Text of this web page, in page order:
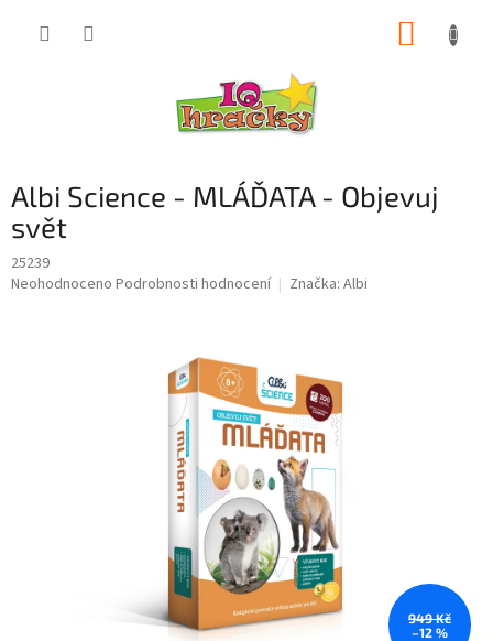
Albi Science - MLÁĎATA - Objevuj
svět
25239
Průměrné
Neohodnoceno Podrobnosti hodnocení Značka: Albi
949 Kč
–12 %